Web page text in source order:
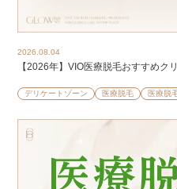
2026.08.04
【2026年】VIO医療脱毛おすすめク
デリケートゾーン 医療脱毛 医療脱